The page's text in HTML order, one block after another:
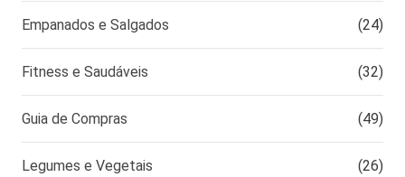
Empanados e Salgados (24)
Fitness e Saudáveis (32)
Guia de Compras (49)
Legumes e Vegetais (26)